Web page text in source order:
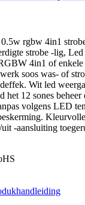
rgbw 4in1
strobe -lig,
4in1 of
soos was- of
Wit led
het 12 sones
volgens LED
-aansluiting